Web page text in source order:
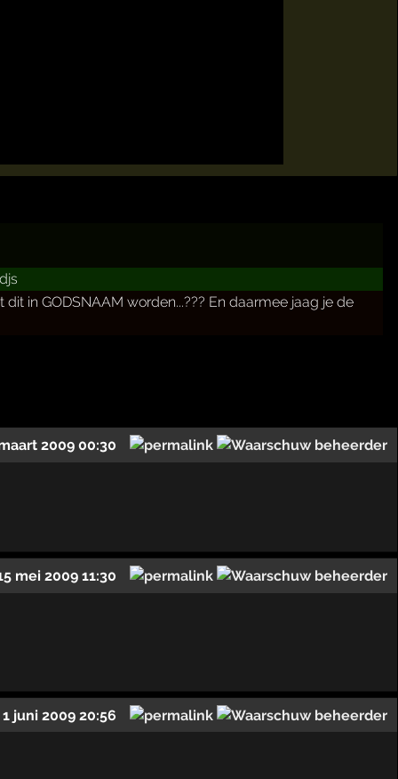
in GODSNAAM worden...??? En daarmee jaag je de
2009 00:30
mei 2009 11:30
1 juni 2009 20:56